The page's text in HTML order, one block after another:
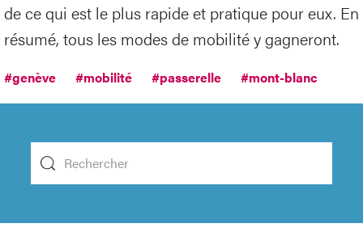
de ce qui est le plus rapide et pratique pour eux. En
résumé, tous les modes de mobilité y gagneront.
#genève #mobilité #passerelle #mont-blanc